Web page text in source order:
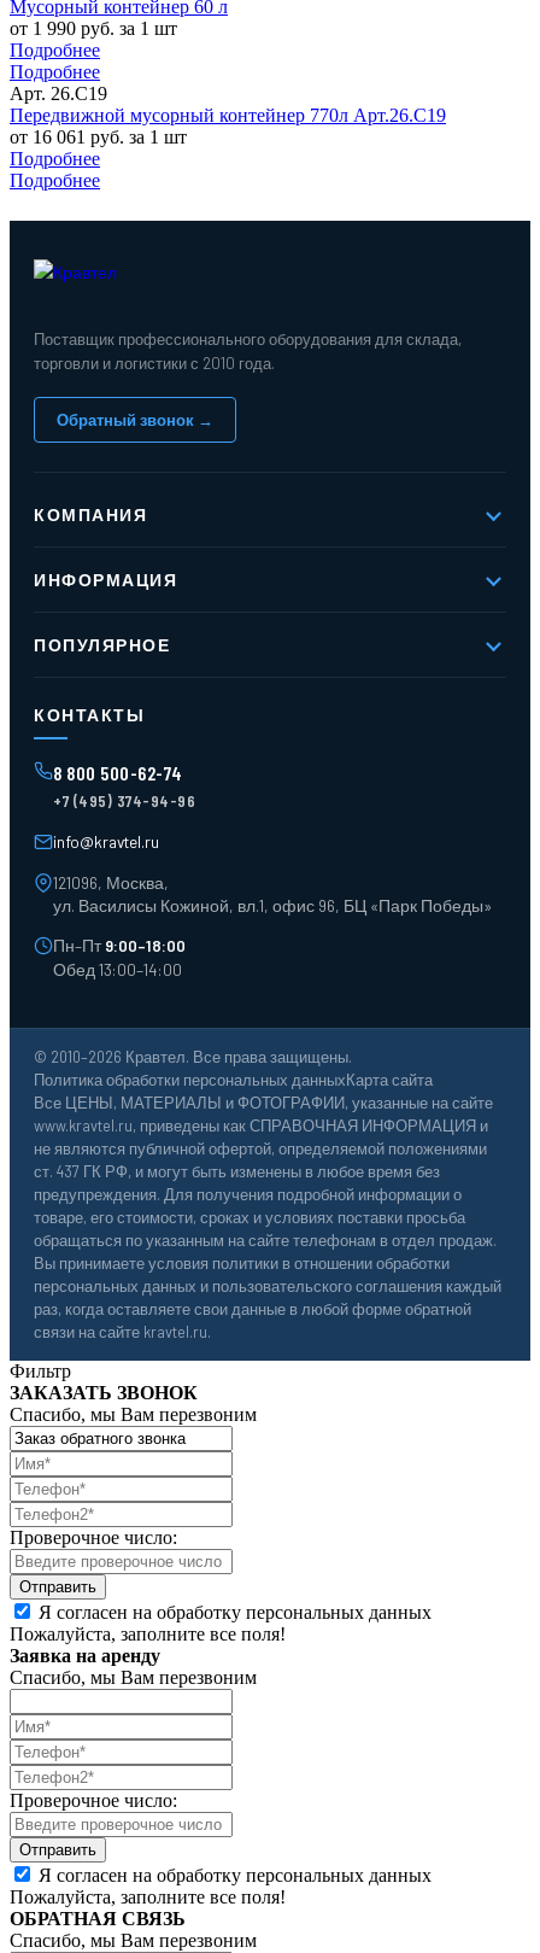
Мусорный контейнер 60 л
от 1 990 руб. за 1 шт
Подробнее
Подробнее
Арт. 26.C19
Передвижной мусорный контейнер 770л Арт.26.C19
от 16 061 руб. за 1 шт
Подробнее
Подробнее
Поставщик профессионального оборудования для склада,
торговли и логистики с 2010 года.
Обратный звонок →
КОМПАНИЯ
Реквизиты
Контакты
ИНФОРМАЦИЯ
Доставка и оплата
ПОПУЛЯРНОЕ
Контейнеры для отходов
Поддоны
Ящики пластиковые
Тара пласт. и металл.
Тележки для склада
КОНТАКТЫ
8 800 500-62-74
+7 (495) 374-94-96
info@kravtel.ru
121096, Москва,
ул. Василисы Кожиной, вл.1, офис 96, БЦ «Парк Победы»
Пн–Пт9:00–18:00
Обед 13:00–14:00
© 2010–2026 Кравтел. Все права защищены.
Политика обработки персональных данныхКарта сайта
Все ЦЕНЫ, МАТЕРИАЛЫ и ФОТОГРАФИИ, указанные на сайте
www.kravtel.ru, приведены как СПРАВОЧНАЯ ИНФОРМАЦИЯ и
не являются публичной офертой, определяемой положениями
ст. 437 ГК РФ, и могут быть изменены в любое время без
предупреждения. Для получения подробной информации о
товаре, его стоимости, сроках и условиях поставки просьба
обращаться по указанным на сайте телефонам в отдел продаж.
Вы принимаете условия политики в отношении обработки
персональных данных и пользовательского соглашения каждый
раз, когда оставляете свои данные в любой форме обратной
связи на сайте kravtel.ru.
Фильтр
ЗАКАЗАТЬ ЗВОНОК
Спасибо, мы Вам перезвоним
Проверочное число:
Я согласен на обработку персональных данных
Пожалуйста, заполните все поля!
Заявка на аренду
Спасибо, мы Вам перезвоним
Проверочное число:
Я согласен на обработку персональных данных
Пожалуйста, заполните все поля!
ОБРАТНАЯ СВЯЗЬ
Спасибо, мы Вам перезвоним